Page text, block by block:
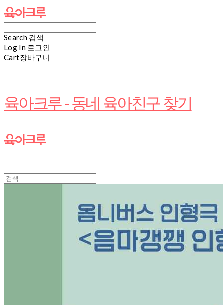
Search 검색
Log In 로그인
Cart장바구니
육아크루 - 동네 육아친구 찾기